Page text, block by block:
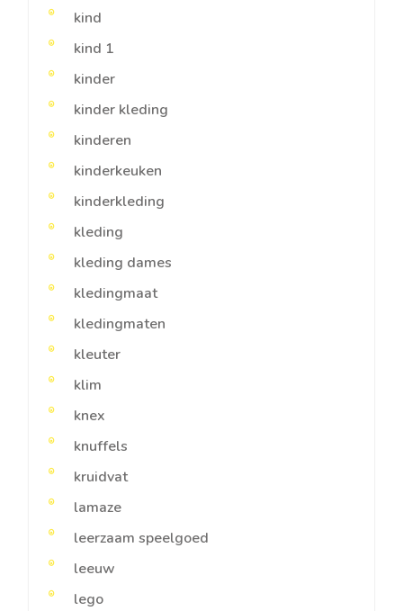
kind
kind 1
kinder
kinder kleding
kinderen
kinderkeuken
kinderkleding
kleding
kleding dames
kledingmaat
kledingmaten
kleuter
klim
knex
knuffels
kruidvat
lamaze
leerzaam speelgoed
leeuw
lego